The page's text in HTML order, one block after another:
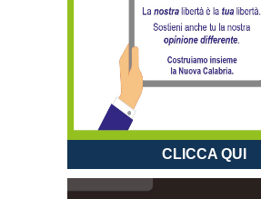
CLICCA QUI